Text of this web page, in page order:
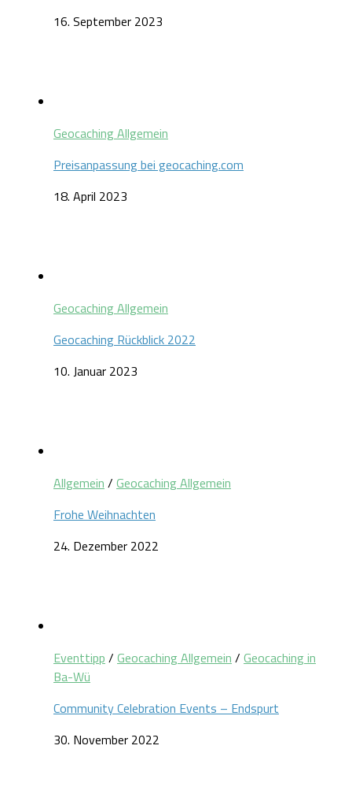
16. September 2023
Geocaching Allgemein
Preisanpassung bei geocaching.com
18. April 2023
Geocaching Allgemein
Geocaching Rückblick 2022
10. Januar 2023
Allgemein / Geocaching Allgemein
Frohe Weihnachten
24. Dezember 2022
Eventtipp / Geocaching Allgemein / Geocaching in
Ba-Wü
Community Celebration Events – Endspurt
30. November 2022